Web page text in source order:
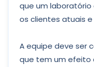
que um laboratório
os clientes atuais
A equipe deve ser
que tem um efeito